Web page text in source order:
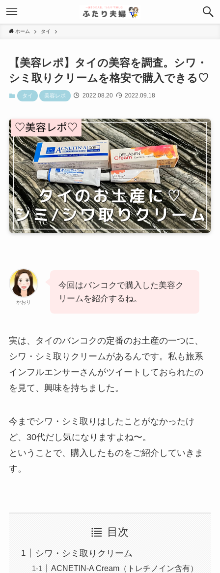
ホーム タイ
【美容レポ】タイの美容を調査。シワ・
シミ取りクリームを格安で購入できる♡
タイ 美容レポ 2022.08.20 2022.09.18
かおり
今回はバンコクで購入した美容ク
リームを紹介するね。
実は、タイのバンコクの定番のお土産の一つに、
シワ・シミ取りクリームがあるんです。私も旅系
インフルエンサーさんがツイートしておられたの
を見て、興味を持ちました。
今までシワ・シミ取りはしたことがなかったけ
ど、30代だし気になりますよね〜。
ということで、購入したものをご紹介していきま
す。
目次
シワ・シミ取りクリーム
ACNETIN-A Cream（トレチノイン含有）